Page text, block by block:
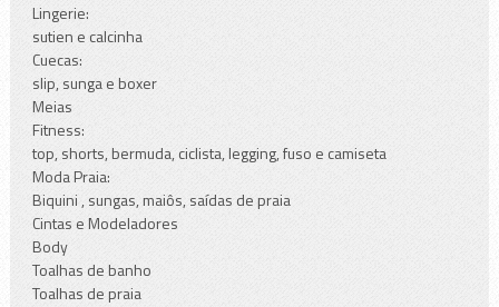
Lingerie:
sutien e calcinha
Cuecas:
slip, sunga e boxer
Meias
Fitness:
top, shorts, bermuda, ciclista, legging, fuso e camiseta
Moda Praia:
Biquini , sungas, maiôs, saídas de praia
Cintas e Modeladores
Body
Toalhas de banho
Toalhas de praia